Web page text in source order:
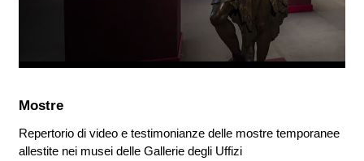
Mostre
Repertorio di video e testimonianze delle mostre temporanee
allestite nei musei delle Gallerie degli Uffizi